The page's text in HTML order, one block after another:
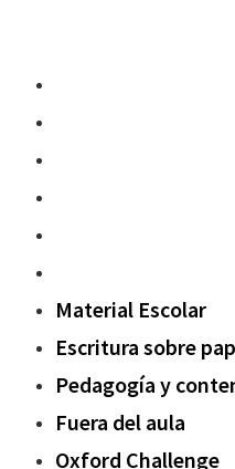
Material Escolar
Escritura sobre
Pedagogía y
Fuera del aula
Oxford Challenge